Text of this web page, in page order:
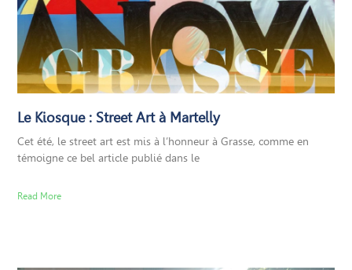
Le Kiosque : Street Art à Martelly
Cet été, le street art est mis à l’honneur à Grasse, comme en
témoigne ce bel article publié dans le
Read More